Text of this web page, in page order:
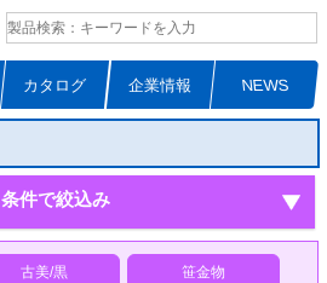
カタログ 企業情報 NEWS
条件で絞込み
古美/黒 笹金物